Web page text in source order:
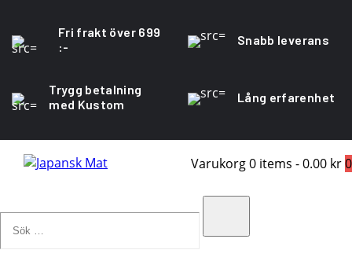
Fri frakt över 699
:-
Snabb leverans
Trygg betalning
med Kustom
Lång erfarenhet
Varukorg0 items -0.00 kr0